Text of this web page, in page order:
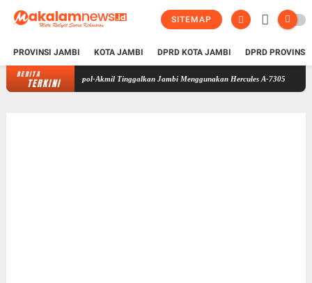
SITEMAP
PROVINSI JAMBI KOTA JAMBI DPRD KOTA JAMBI DPRD
BERITA
TERKINITaruna Bhakti 2026 di Sekolah Rakyat Selesai, Taruna Akpol-Akmil